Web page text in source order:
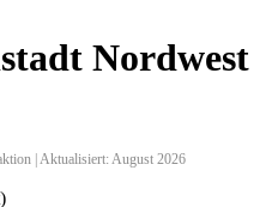
Nordwest
| Aktualisiert: August 2026